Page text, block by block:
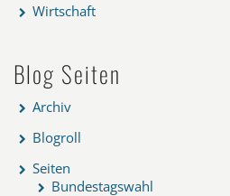
Wirtschaft
Blog Seiten
Archiv
Blogroll
Seiten
Bundestagswahl